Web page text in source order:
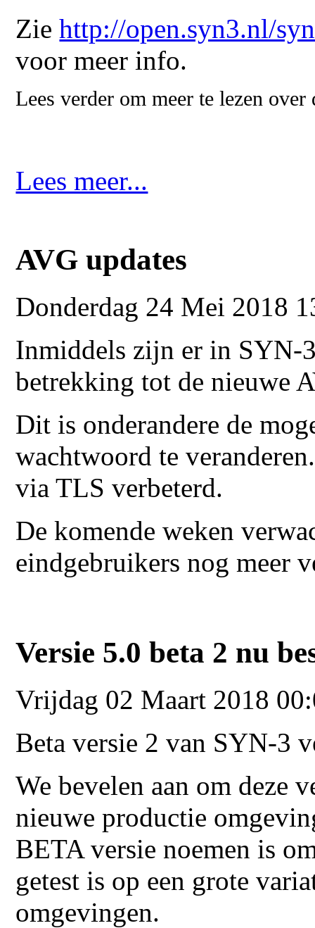
Ziehttp://open.syn3.nl/
voor meer info.
Lees verder om meer te lezen
Lees meer...
AVG updates
Donderdag 24 Mei 2018
Inmiddels zijn er in SYN-
betrekking tot de nieuwe
Dit is onderandere de
wachtwoord te
via TLS verbeterd.
De komende weken
eindgebruikers nog meer
Versie 5.0 beta 2 nu
Vrijdag 02 Maart 2018
Beta versie 2 van SYN-3
We bevelen aan om deze
nieuwe productie
BETA versie noemen is
getest is op een grote
omgevingen.